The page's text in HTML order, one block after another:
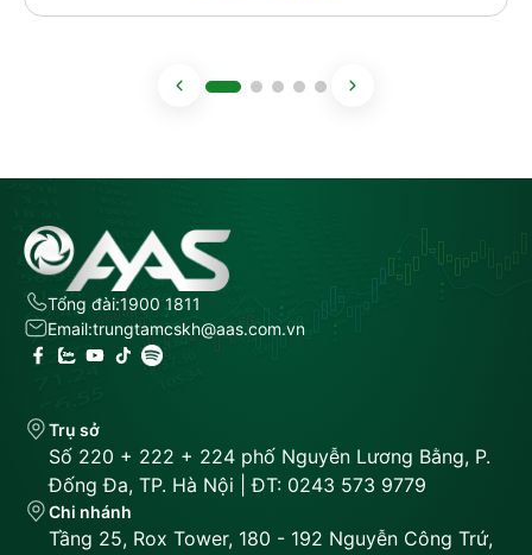
Tổng đài:1900 1811
Email:trungtamcskh@aas.com.vn
Trụ sở
Số 220 + 222 + 224 phố Nguyễn Lương Bằng, P.
Đống Đa, TP. Hà Nội | ĐT: 0243 573 9779
Chi nhánh
Tầng 25, Rox Tower, 180 - 192 Nguyễn Công Trứ,